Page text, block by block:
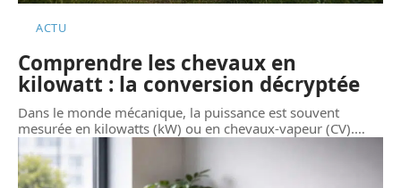
ACTU
Comprendre les chevaux en
kilowatt : la conversion décryptée
Dans le monde mécanique, la puissance est souvent
mesurée en kilowatts (kW) ou en chevaux-vapeur (CV).…